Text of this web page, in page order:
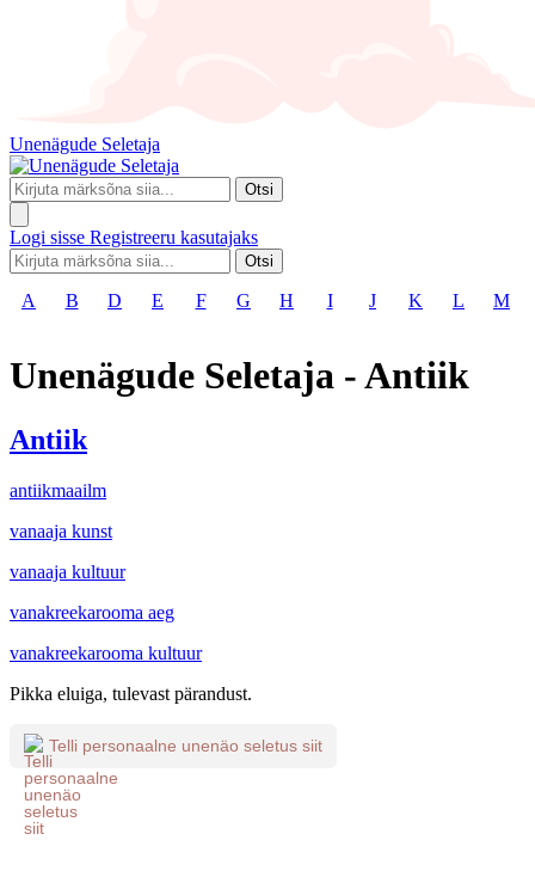
Unenägude Seletaja
Otsi
Logi sisse Registreeru kasutajaks
Otsi
A B D E F G H I J K L M
Unenägude Seletaja - Antiik
Antiik
antiikmaailm
vanaaja kunst
vanaaja kultuur
vanakreekarooma aeg
vanakreekarooma kultuur
Pikka eluiga, tulevast pärandust.
Telli personaalne unenäo seletus siit